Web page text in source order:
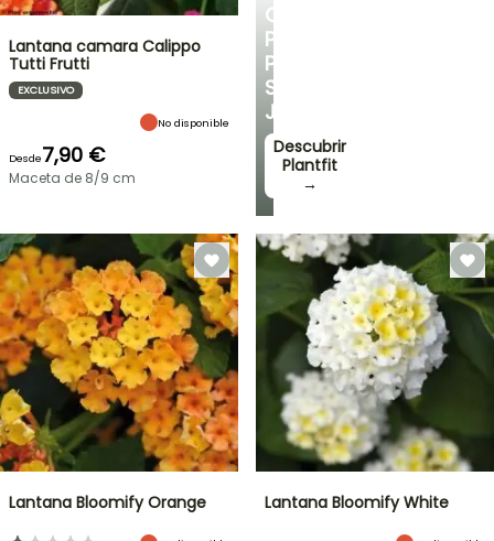
CONSEJOS
PERSONALIZADOS
PARA
SU
JARDÍN
Descubrir
Plantfit
→
Lantana camara Calippo
Tutti Frutti
EXCLUSIVO
No disponible
Desde7,90 €
Maceta de 8/9 cm
Lantana Bloomify Orange Lantana Bloomify White